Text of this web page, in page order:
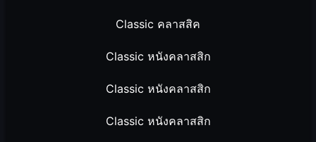
Classic คลาสสิค
Classic หนังคลาสสิก
Classic หนังคลาสสิก
Classic หนังคลาสสิก